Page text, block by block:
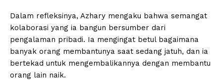
Dalam refleksinya, Azhary mengaku bahwa semangat
kolaborasi yang ia bangun bersumber dari
pengalaman pribadi. Ia mengingat betul bagaimana
banyak orang membantunya saat sedang jatuh, dan ia
bertekad untuk mengembalikannya dengan membantu
orang lain naik.